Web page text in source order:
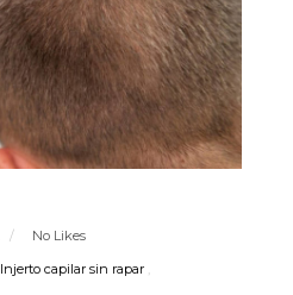
No Likes
Injerto capilar sin rapar